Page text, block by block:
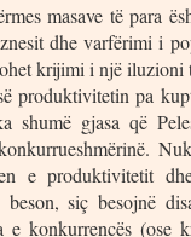
masave të para
dhe varfërimi i
krijimi i një iluzioni
produktivitetin pa
shumë gjasa që
e produktivitetit
beson, siç besojnë
e konkurrencës (ose